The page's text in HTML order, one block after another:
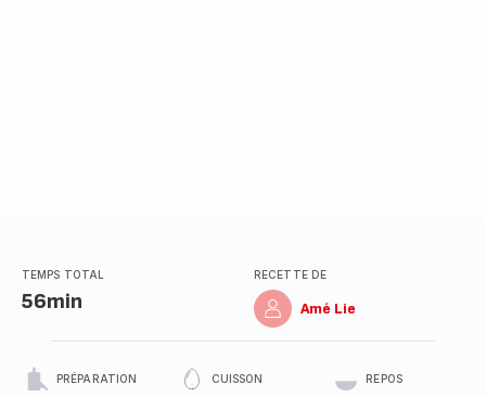
TEMPS TOTAL
56min
RECETTE DE
Amé Lie
PRÉPARATION CUISSON REPOS